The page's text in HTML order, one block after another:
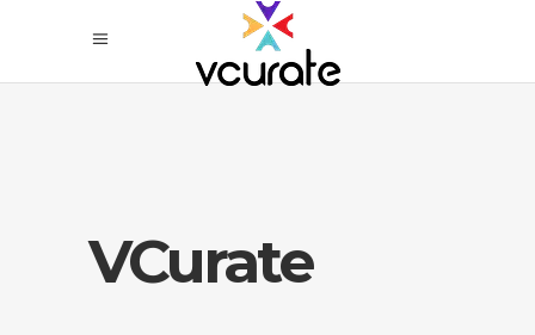
VCurate